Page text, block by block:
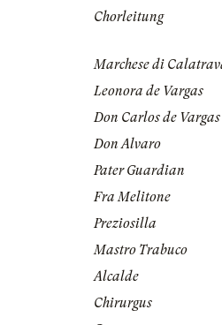
Chorleitung
Marchese di
Leonora de Vargas
Don Carlos de Vargas
Don Alvaro
Pater Guardian
Fra Melitone
Preziosilla
Mastro Trabuco
Alcalde
Chirurgus